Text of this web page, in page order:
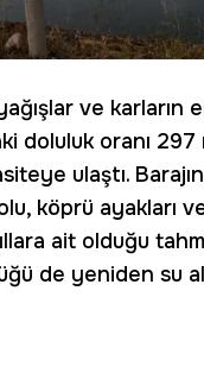
ve karların
doluluk oranı 297
ulaştı.
köprü ayakları
ait olduğu
de yeniden su